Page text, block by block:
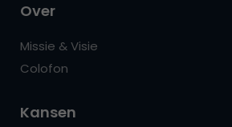
Over
Missie & Visie
Colofon
Kansen